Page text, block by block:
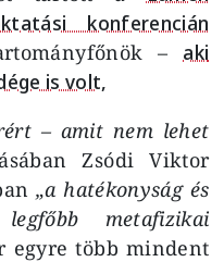
konferencián
– aki
is volt,
– amit nem lehet
Zsódi Viktor
„a hatékonyság és
metafizikai
egyre több mindent